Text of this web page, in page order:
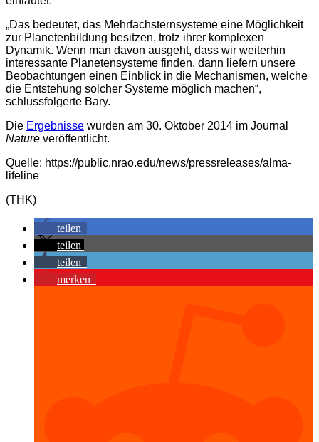
„Das bedeutet, das Mehrfachsternsysteme eine Möglichkeit
zur Planetenbildung besitzen, trotz ihrer komplexen
Dynamik. Wenn man davon ausgeht, dass wir weiterhin
interessante Planetensysteme finden, dann liefern unsere
Beobachtungen einen Einblick in die Mechanismen, welche
die Entstehung solcher Systeme möglich machen“,
schlussfolgerte Bary.
Die Ergebnisse wurden am 30. Oktober 2014 im Journal
Nature veröffentlicht.
Quelle: https://public.nrao.edu/news/pressreleases/alma-
lifeline
(THK)
teilen
teilen
teilen
merken